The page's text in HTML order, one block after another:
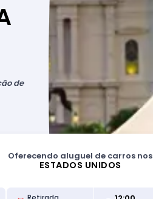
de
Oferecendo aluguel de carros nos
ESTADOS UNIDOS